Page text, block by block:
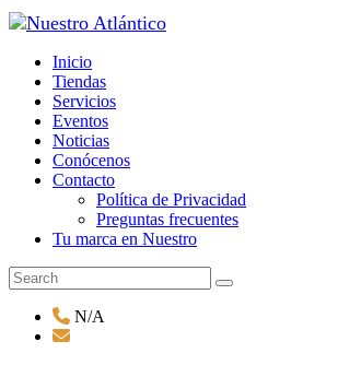
Inicio
Tiendas
Servicios
Eventos
Noticias
Conócenos
Contacto
Política de Privacidad
Preguntas frecuentes
Tu marca en Nuestro
N/A